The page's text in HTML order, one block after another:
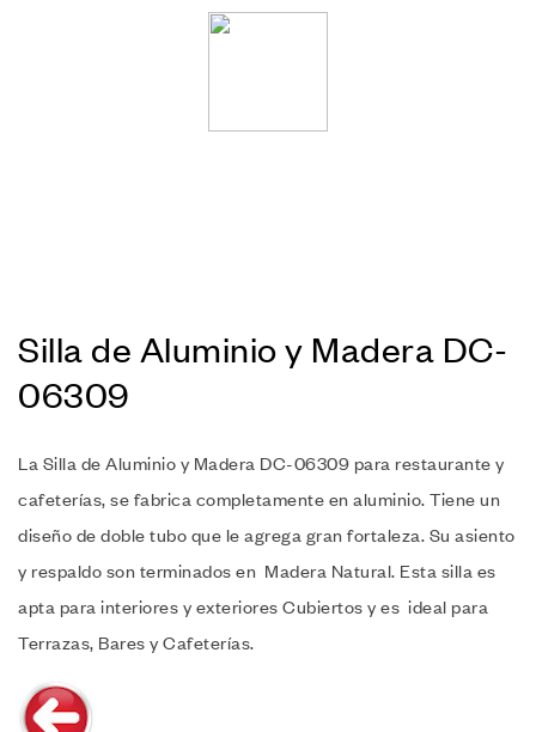
Silla de Aluminio y Madera DC-
06309
La Silla de Aluminio y Madera DC-06309 para restaurante y
cafeterías, se fabrica completamente en aluminio. Tiene un
diseño de doble tubo que le agrega gran fortaleza. Su asiento
y respaldo son terminados en Madera Natural. Esta silla es
apta para interiores y exteriores Cubiertos y es ideal para
Terrazas, Bares y Cafeterías.